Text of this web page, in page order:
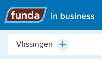
Hoofdmenu
Plaats,
Plus